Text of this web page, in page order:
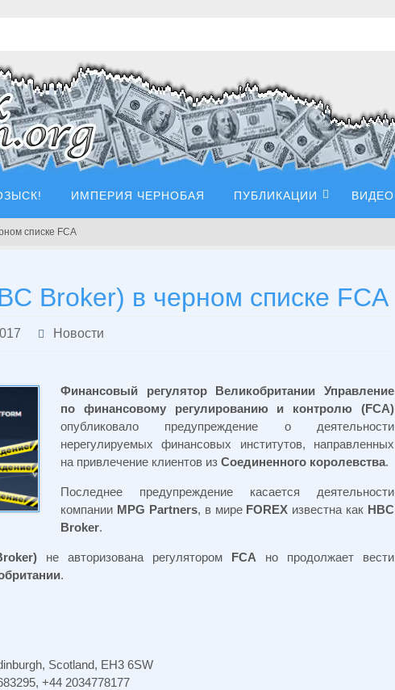
ИМПЕРИЯ ЧЕРНОБАЯ ПУБЛИКАЦИИ ВИДЕО
списке FCA
Broker) в черном списке FCA
Новости
Финансовый регулятор Великобритании Управление
по финансовому регулированию и контролю (FCA)
опубликовало предупреждение о деятельности
нерегулируемых финансовых институтов, направленных
на привлечение клиентов из Соединенного королевства.
Последнее предупреждение касается деятельности
компании MPG Partners, в мире FOREX известна как HBC
Broker.
не авторизована регулятором FCA но продолжает вести
.
Scotland, EH3 6SW
+44 2034778177